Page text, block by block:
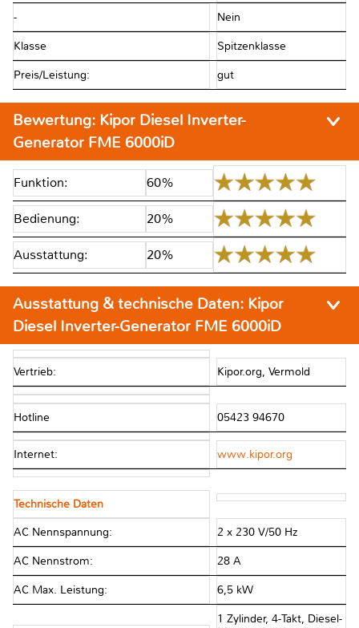
- Nein
Klasse Spitzenklasse
Preis/Leistung: gut
Bewertung: Kipor Diesel Inverter-
Generator FME 6000iD
Funktion: 60%
Bedienung: 20%
Ausstattung: 20%
Ausstattung & technische Daten: Kipor
Diesel Inverter-Generator FME 6000iD
Vertrieb: Kipor.org, Vermold
Hotline 05423 94670
Internet: www.kipor.org
Technische Daten
AC Nennspannung: 2 x 230 V/50 Hz
AC Nennstrom: 28 A
AC Max. Leistung: 6,5 kW
1 Zylinder, 4-Takt, Diesel-